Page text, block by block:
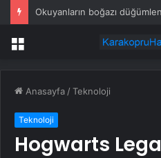
Menü
Anasayfa /Teknoloji
Teknoloji
Hogwarts